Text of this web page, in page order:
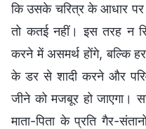
कि उसके चरित्र के आधार
तो कतई नहीं। इस तरह न
करने में असमर्थ होंगे, बल्कि हर
के डर से शादी करने और
जीने को मजबूर हो जाएगा।
माता-पिता के प्रति गैर-